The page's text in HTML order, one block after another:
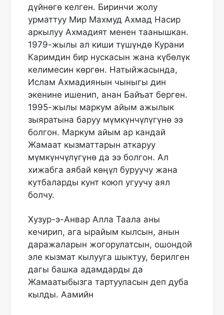
дүйнөгө келген. Биринчи жолу
урматтуу Мир Махмуд Ахмад Насир
аркылуу Ахмадият менен таанышкан.
1979-жылы ал киши түшүндө Курани
Каримдин бир нускасын жана күбөлүк
келимесин көргөн. Натыйжасында,
Ислам Ахмадиянын чыныгы дин
экенине ишенип, анан Байъат берген.
1995-жылы маркум айым ажылык
зыяратына баруу мүмкүнчүлүгүнө ээ
болгон. Маркум айым ар кандай
Жамаат кызматтарын аткаруу
мүмкүнчүлүгүнө да ээ болгон. Ал
хижабга аябай көӊүл буруучу жана
кутбаларды кунт коюп угуучу аял
болчу.
Хузур-э-Анвар Алла Таала аны
кечирип, ага ырайым кылсын, анын
даражаларын жогорулатсын, ошондой
эле кызмат кылууга шыктуу, берилген
дагы башка адамдарды да
Жамаатыбызга тартууласын деп дуба
кылды. Аамийн